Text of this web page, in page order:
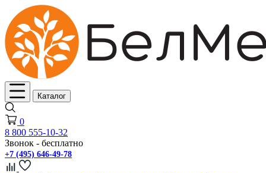
Каталог
0
8 800 555-10-32
Звонок - бесплатно
+7 (495) 646-49-78